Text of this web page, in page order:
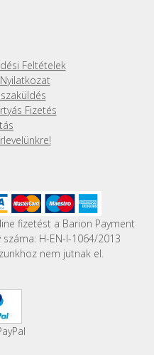
Feltételek
Fizetés
fizetést a Barion Payment
H-EN-I-1064/2013
nem jutnak el.